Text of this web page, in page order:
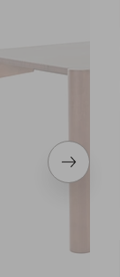
Nächstes
Produkt